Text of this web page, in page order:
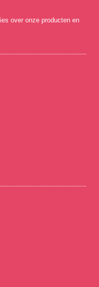
over onze producten en